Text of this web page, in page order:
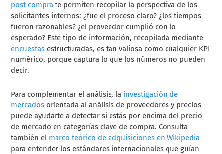
post compra te permiten recopilar la perspectiva de los
solicitantes internos: ¿fue el proceso claro? ¿los tiempos
fueron razonables? ¿el proveedor cumplió con lo
esperado? Este tipo de información, recopilada mediante
encuestas estructuradas, es tan valiosa como cualquier KPI
numérico, porque captura lo que los números no pueden
decir.
Para complementar el análisis, la investigación de
mercados orientada al análisis de proveedores y precios
puede ayudarte a detectar si estás por encima del precio
de mercado en categorías clave de compra. Consulta
también el marco teórico de adquisiciones en Wikipedia
para entender los estándares internacionales que guían